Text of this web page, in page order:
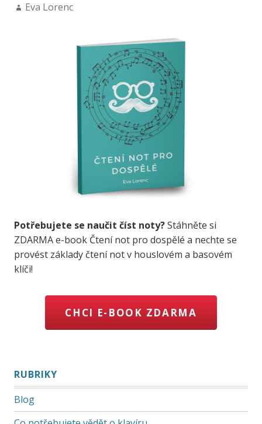
Eva Lorenc
Potřebujete se naučit číst noty?Stáhněte si
ZDARMA e-book Čtení not pro dospělé a nechte se
provést základy čtení not v houslovém a basovém
klíči!
CHCI E-BOOK ZDARMA
RUBRIKY
Blog